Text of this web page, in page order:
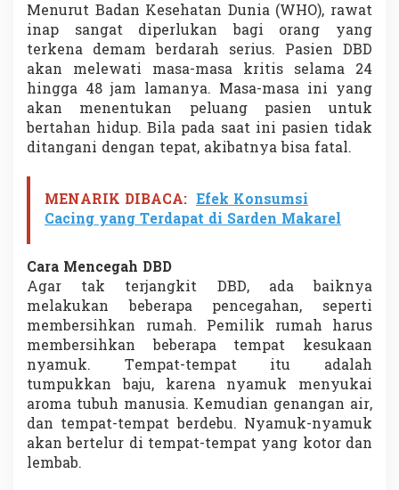
Menurut Badan Kesehatan Dunia (WHO), rawat
inap sangat diperlukan bagi orang yang
terkena demam berdarah serius. Pasien DBD
akan melewati masa-masa kritis selama 24
hingga 48 jam lamanya. Masa-masa ini yang
akan menentukan peluang pasien untuk
bertahan hidup. Bila pada saat ini pasien tidak
ditangani dengan tepat, akibatnya bisa fatal.
MENARIK DIBACA: Efek Konsumsi
Cacing yang Terdapat di Sarden Makarel
Cara Mencegah DBD
Agar tak terjangkit DBD, ada baiknya
melakukan beberapa pencegahan, seperti
membersihkan rumah. Pemilik rumah harus
membersihkan beberapa tempat kesukaan
nyamuk. Tempat-tempat itu adalah
tumpukkan baju, karena nyamuk menyukai
aroma tubuh manusia. Kemudian genangan air,
dan tempat-tempat berdebu. Nyamuk-nyamuk
akan bertelur di tempat-tempat yang kotor dan
lembab.